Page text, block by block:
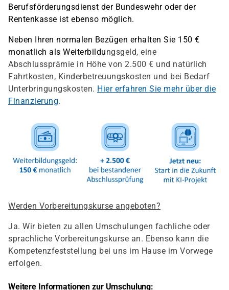
Berufsförderungsdienst der Bundeswehr oder der
Rentenkasse ist ebenso möglich.
Neben Ihren normalen Bezügen erhalten Sie 150 €
monatlich als Weiterbildungsgeld, eine
Abschlussprämie in Höhe von 2.500 € und natürlich
Fahrtkosten, Kinderbetreuungskosten und bei Bedarf
Unterbringungskosten. Hier erfahren Sie mehr über die
Finanzierung.
Werden Vorbereitungskurse angeboten?
Ja. Wir bieten zu allen Umschulungen fachliche oder
sprachliche Vorbereitungskurse an. Ebenso kann die
Kompetenzfeststellung bei uns im Hause im Vorwege
erfolgen.
Weitere Informationen zur Umschulung: